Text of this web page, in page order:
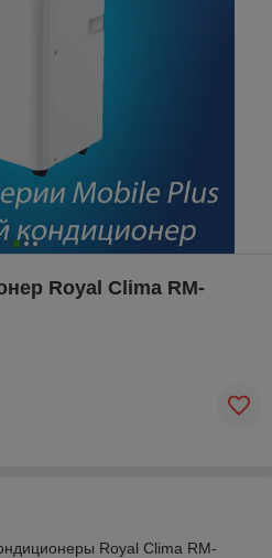
Royal Clima RM-
Royal Clima RM-